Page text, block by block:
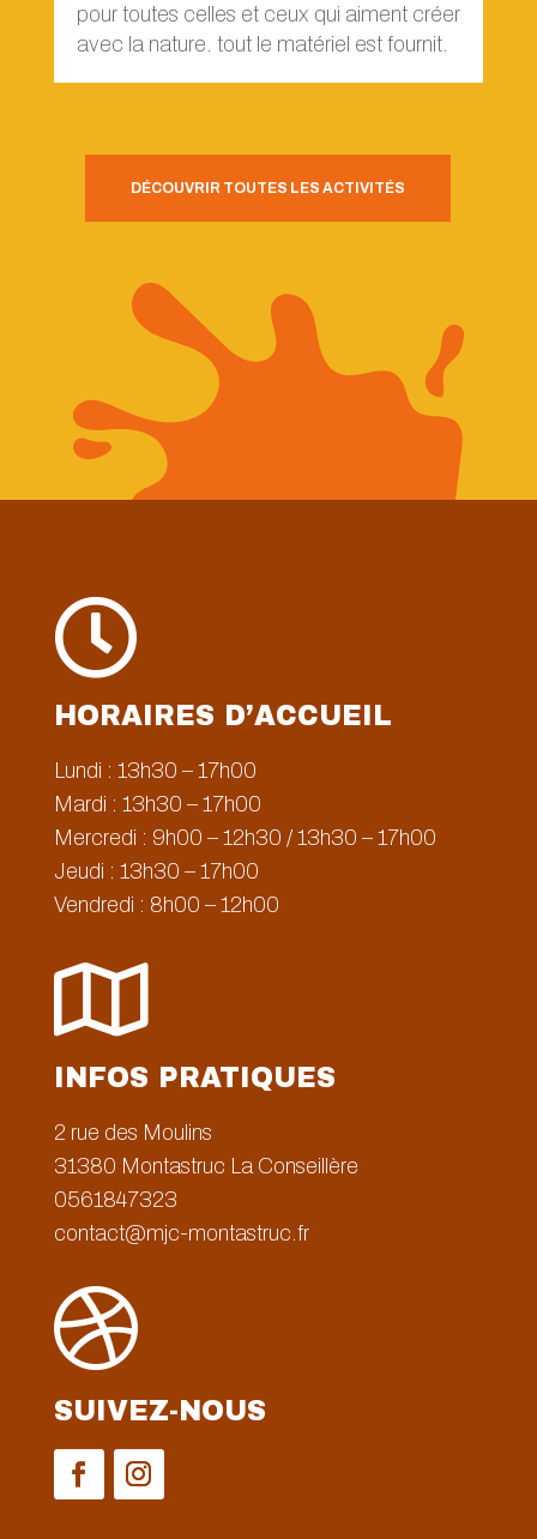
pour toutes celles et ceux qui aiment créer
avec la nature. tout le matériel est fournit.
DÉCOUVRIR TOUTES LES ACTIVITÉS

HORAIRES D’ACCUEIL
Lundi : 13h30 – 17h00
Mardi : 13h30 – 17h00
Mercredi : 9h00 – 12h30 / 13h30 – 17h00
Jeudi : 13h30 – 17h00
Vendredi : 8h00 – 12h00

INFOS PRATIQUES
2 rue des Moulins
31380 Montastruc La Conseillère
0561847323
contact@mjc-montastruc.fr

SUIVEZ-NOUS